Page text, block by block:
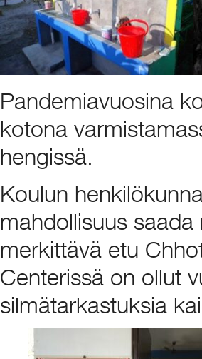
Pandemiavuosina
kotona
hengissä.
Koulun
mahdollisuus
merkittävä etu
Centerissä on ollut
silmätarkastuksia